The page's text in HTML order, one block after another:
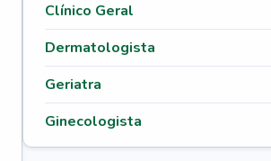
Clínico Geral
Dermatologista
Geriatra
Ginecologista